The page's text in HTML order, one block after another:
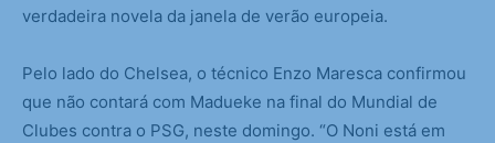
verdadeira novela da janela de verão europeia.
Pelo lado do Chelsea, o técnico Enzo Maresca confirmou
que não contará com Madueke na final do Mundial de
Clubes contra o PSG, neste domingo. “O Noni está em